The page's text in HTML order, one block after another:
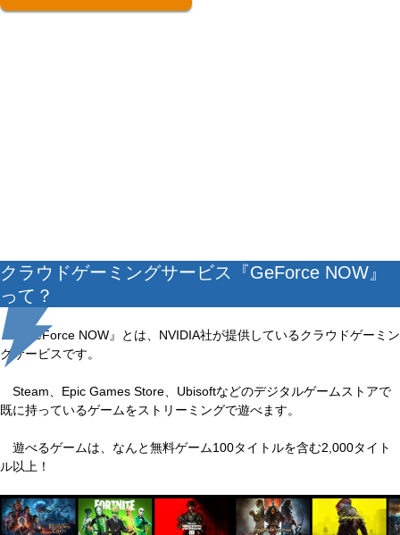
クラウドゲーミングサービス『GeForce NOW』
って？
『GeForce NOW』とは、NVIDIA社が提供しているクラウドゲーミン
グサービスです。
Steam、Epic Games Store、Ubisoftなどのデジタルゲームストアで
既に持っているゲームをストリーミングで遊べます。
遊べるゲームは、なんと無料ゲーム100タイトルを含む2,000タイト
ル以上！